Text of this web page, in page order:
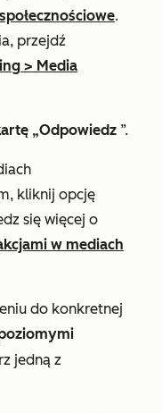
.
przejdź
> Media
„Odpowiedz ”.
kliknij opcję
się więcej o
w mediach
do konkretnej
jedną z